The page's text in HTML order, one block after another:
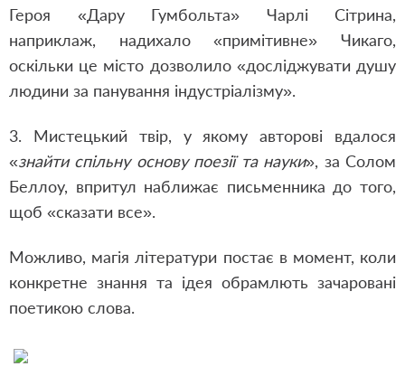
Героя «Дару Гумбольта» Чарлі Сітрина,
наприклаж, надихало «примітивне» Чикаго,
оскільки це місто дозволило «досліджувати душу
людини за панування індустріалізму».
3. Мистецький твір, у якому авторові вдалося
«знайти спільну основу поезії та науки», за Солом
Беллоу, впритул наближає письменника до того,
щоб «сказати все».
Можливо, магія літератури постає в момент, коли
конкретне знання та ідея обрамлють зачаровані
поетикою слова.